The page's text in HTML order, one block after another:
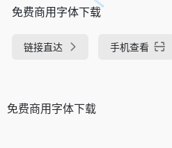
免费商用字体下载
链接直达 手机查看
免费商用字体下载